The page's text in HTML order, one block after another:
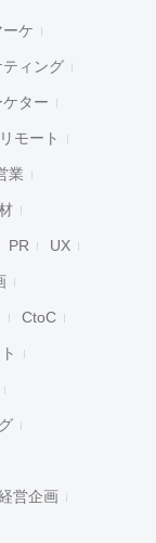
ーケ
ティング
ケター
リモート
業
PR UX
CtoC
営企画